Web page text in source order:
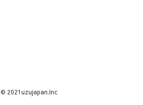
© 2021uzujapan.Inc